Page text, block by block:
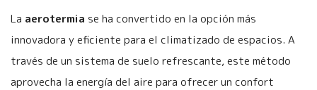
La aerotermia se ha convertido en la opción más
innovadora y eficiente para el climatizado de espacios. A
través de un sistema de suelo refrescante, este método
aprovecha la energía del aire para ofrecer un confort